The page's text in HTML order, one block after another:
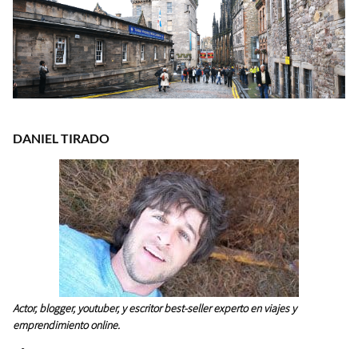
DANIEL TIRADO
Actor, blogger, youtuber, y escritor best-seller experto en viajes y
emprendimiento online.